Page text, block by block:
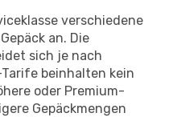
verschiedene
an. Die
sich je nach
beinhalten kein
oder Premium-
Gepäckmengen